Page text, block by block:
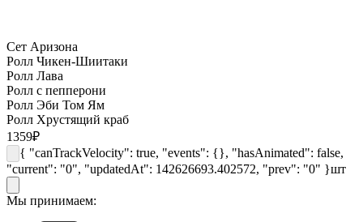
Сет Аризона
Ролл Чикен-Шиитаки
Ролл Лава
Ролл с пепперони
Ролл Эби Том Ям
Ролл Хрустящий краб
1359₽
{ "canTrackVelocity": true, "events": {}, "hasAnimated": false,
"current": "0", "updatedAt": 142626693.402572, "prev": "0" }шт
Мы принимаем: